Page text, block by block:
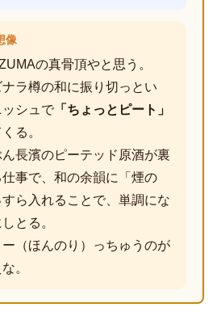
像
の真骨頂やと思う。
ラ樽の和に振り切っとい
シュで 「ちょっとピート」
る。
長濱のピーテッド原酒が裏
事で、和の余韻に「煙の
ら入れることで、単調にな
とる。
ー（ほんのり）っちゅうのが
。